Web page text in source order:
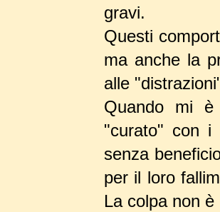
gravi.
Questi
ma anche la
alle
Quando mi è
"curato" con i
senza
per il loro
La colpa non